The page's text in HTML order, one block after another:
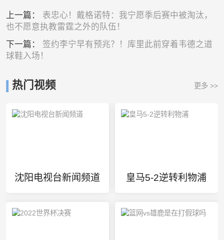
上一篇： 表忠心！戴格诺特：我宁愿季后赛中被淘汰，
也不愿意执教雷霆之外的队伍！
下一篇： 签约李宁早有预兆？！库里此前穿着韦德之道
球鞋入场！
热门视频 更多 >>
沈阳电视台新闻频道 皇马5-2逆转利物浦